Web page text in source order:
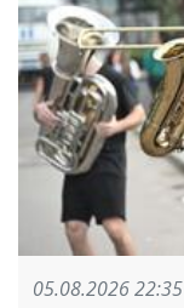
05.08.2026 22:35